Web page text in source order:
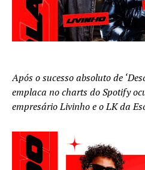
Após o sucesso absoluto de
emplaca no charts do Spotify
empresário Livinho e o LK da